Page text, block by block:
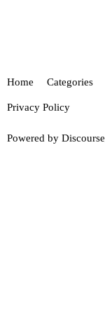
Home Categories
Privacy Policy
Powered by Discourse